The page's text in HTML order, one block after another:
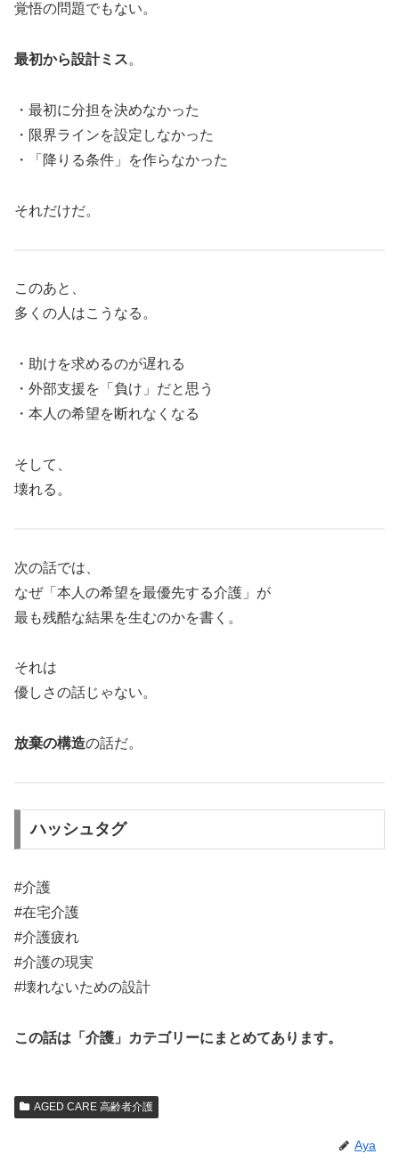
覚悟の問題でもない。
最初から設計ミス。
・最初に分担を決めなかった
・限界ラインを設定しなかった
・「降りる条件」を作らなかった
それだけだ。
このあと、
多くの人はこうなる。
・助けを求めるのが遅れる
・外部支援を「負け」だと思う
・本人の希望を断れなくなる
そして、
壊れる。
次の話では、
なぜ「本人の希望を最優先する介護」が
最も残酷な結果を生むのかを書く。
それは
優しさの話じゃない。
放棄の構造の話だ。
ハッシュタグ
#介護
#在宅介護
#介護疲れ
#介護の現実
#壊れないための設計
この話は「介護」カテゴリーにまとめてあります。
AGED CARE 高齢者介護
Aya